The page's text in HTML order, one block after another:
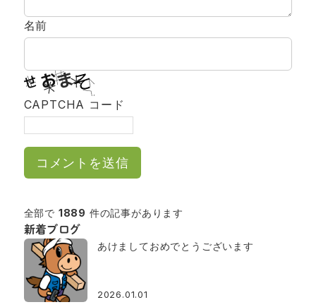
名前
CAPTCHA コード
全部で 1889 件の記事があります
新着ブログ
あけましておめでとうございます
2026.01.01